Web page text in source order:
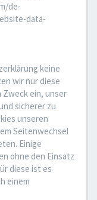
de-
data-
keine
wir nur diese
ein, unser
sicherer zu
unseren
Seitenwechsel
Einige
ohne den Einsatz
diese ist es
einem